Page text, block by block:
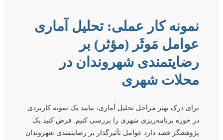
نمونه کار عملی: تحلیل آماری
عوامل مَوثَر (مؤثر) بر
رضایتمندی شهروندان در
محلات شهری
برای درک بهتر مراحل تحلیل آماری، بیایید یک نمونه کاربردی
در حوزه برنامه‌ریزی شهری را بررسی کنیم. فرض کنید یک
پژوهشگر قصد دارد عوامل تأثیرگذار بر رضایتمندی شهروندان